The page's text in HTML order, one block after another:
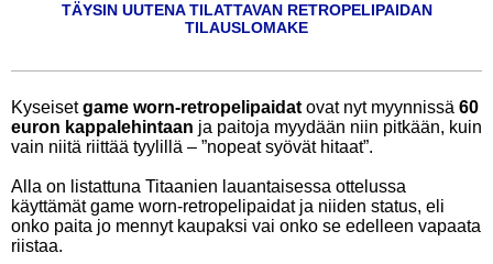
TÄYSIN UUTENA TILATTAVAN RETROPELIPAIDAN
TILAUSLOMAKE
Kyseisetgame worn-retropelipaidat ovat nyt myynnissä 60
euron kappalehintaan ja paitoja myydään niin pitkään, kuin
vain niitä riittää tyylillä – ”nopeat syövät hitaat”.
Alla on listattuna Titaanien lauantaisessa ottelussa
käyttämät game worn-retropelipaidat ja niiden status, eli
onko paita jo mennyt kaupaksi vai onko se edelleen vapaata
riistaa.